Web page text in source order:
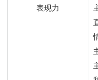
表现力